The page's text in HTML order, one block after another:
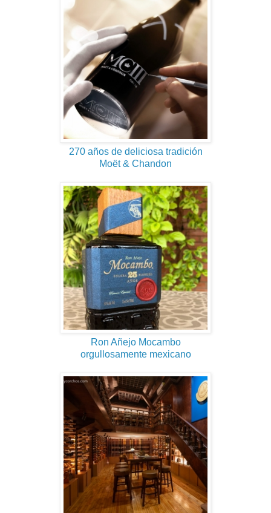
270 años de deliciosa tradición
Moët & Chandon
Ron Añejo Mocambo
orgullosamente mexicano